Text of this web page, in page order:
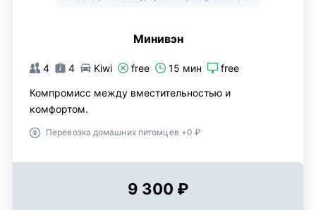
Минивэн
4 4 Kiwi free 15 мин free
Компромисс между вместительностью и
комфортом.
Перевозка домашних питомцев +0 ₽
9 300 ₽